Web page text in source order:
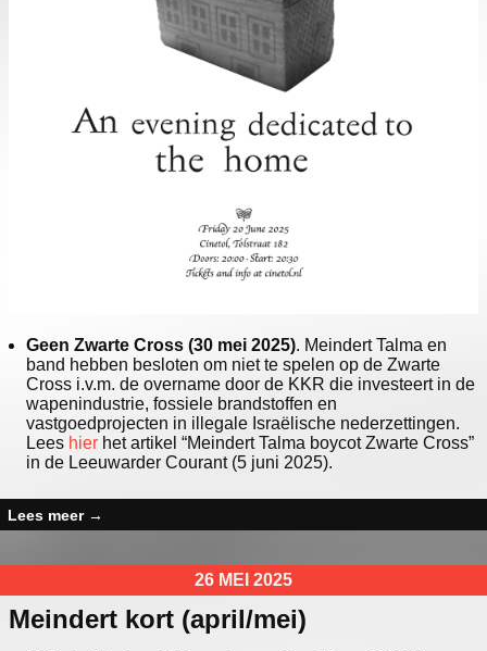
Geen Zwarte Cross (30 mei 2025). Meindert Talma en
band hebben besloten om niet te spelen op de Zwarte
Cross i.v.m. de overname door de KKR die investeert in de
wapenindustrie, fossiele brandstoffen en
vastgoedprojecten in illegale Israëlische nederzettingen.
Lees hier het artikel “Meindert Talma boycot Zwarte Cross”
in de Leeuwarder Courant (5 juni 2025).
Lees meer →
26 MEI 2025
Meindert kort (april/mei)